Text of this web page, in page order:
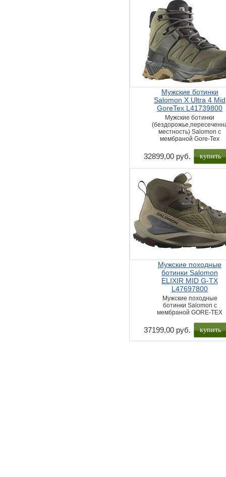
Мужские ботинки
Salomon X Ultra 4 Mid
GoreTex L41739800
Мужские ботинки
местность) Salomon с
мембраной Gore-Tex
32899,00 руб. купить
Мужские походные
ботинки Salomon
ELIXIR MID G-TX
L47697800
Мужские походные
ботинки Salomon с
мембраной GORE-TEX
37199,00 руб. купить